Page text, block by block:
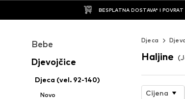
BESPLATNA DOSTAVA* I POVRAT
Bebe
Djevojčice
Djeca (vel. 92-140)
Novo
Djeca
Haljine
Cijena